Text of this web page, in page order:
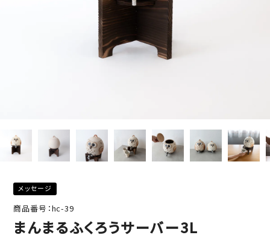
メッセージ
商品番号：hc-39
まんまるふくろうサーバー3L